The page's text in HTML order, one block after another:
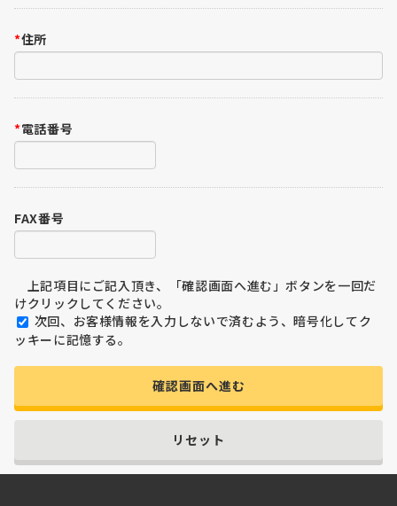
*住所
*電話番号
FAX番号
上記項目にご記入頂き、「確認画面へ進む」ボタンを一回だ
けクリックしてください。
ッキーに記憶する。
確認画面へ進む
リセット